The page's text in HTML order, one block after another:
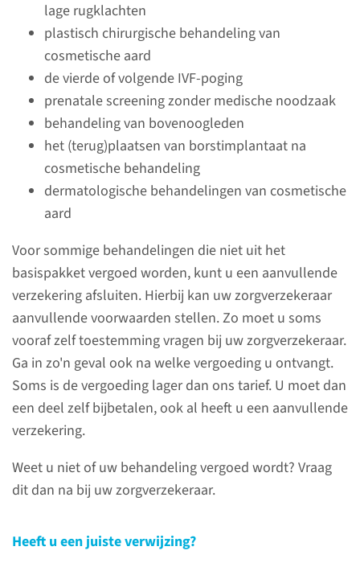
lage rugklachten
plastisch chirurgische behandeling van
cosmetische aard
de vierde of volgende IVF-poging
prenatale screening zonder medische noodzaak
behandeling van bovenoogleden
het (terug)plaatsen van borstimplantaat na
cosmetische behandeling
dermatologische behandelingen van cosmetische
aard
Voor sommige behandelingen die niet uit het
basispakket vergoed worden, kunt u een aanvullende
verzekering afsluiten. Hierbij kan uw zorgverzekeraar
aanvullende voorwaarden stellen. Zo moet u soms
vooraf zelf toestemming vragen bij uw zorgverzekeraar.
Ga in zo'n geval ook na welke vergoeding u ontvangt.
Soms is de vergoeding lager dan ons tarief. U moet dan
een deel zelf bijbetalen, ook al heeft u een aanvullende
verzekering.
Weet u niet of uw behandeling vergoed wordt? Vraag
dit dan na bij uw zorgverzekeraar.
Heeft u een juiste verwijzing?
contracten Radboudumc
Heeft uw zorgverzekeraar
een contract met het
Radboudumc voor 2025?
Radboudumc voor 2024?
Heeft uw zorgverzekeraar
een contract met het
Radboudumc voor 2023?
Wanneer wordt er een
eigen betaling van u
verwacht?
stand?